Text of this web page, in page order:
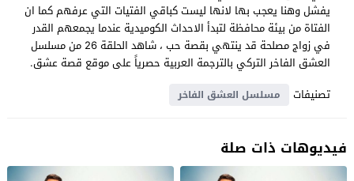
يفشل وهنا يعجب بها لانها ليست كباقي الفتيات التي عرفهم كما ان
الفتاة من بيئة محافظة لتبدأ الاحداث الكوميدية عندما يجمعهم القدر
في زواج مصلحة قد ينتهي بقصة حب ، شاهد الحلقة 26 من مسلسل
العشق الفاخر التركي بالترجمة العربية حصرياً على موقع قصة عشق.
تصنيفات
مسلسل العشق الفاخر
فيديوهات ذات صلة